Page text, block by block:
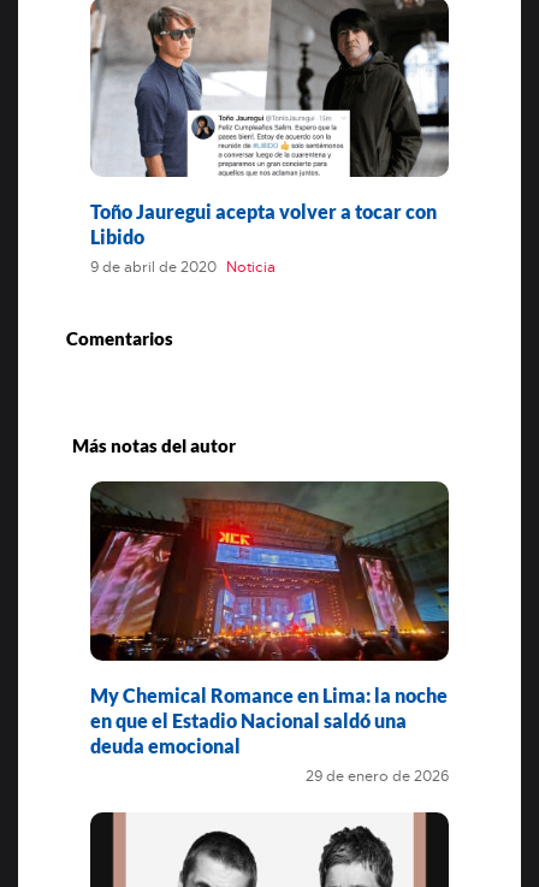
Toño Jauregui acepta volver a tocar con
Libido
9 de abril de 2020 Noticia
Comentarios
Más notas del autor
My Chemical Romance en Lima: la noche
en que el Estadio Nacional saldó una
deuda emocional
29 de enero de 2026